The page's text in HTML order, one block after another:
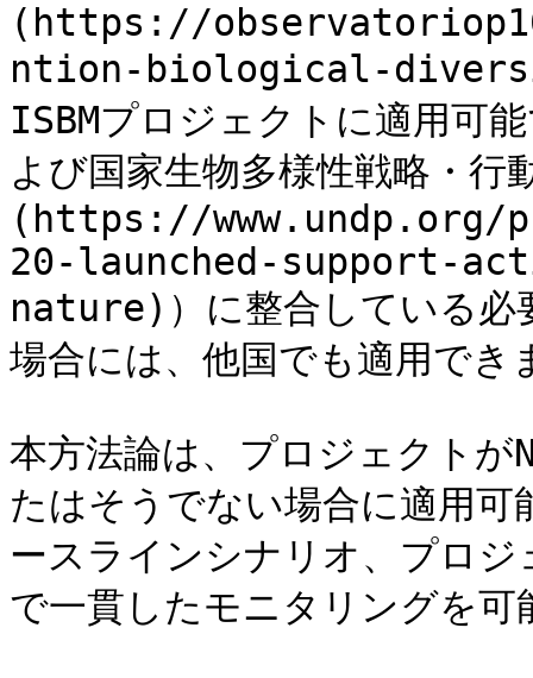
(https://
ntion-biological-
ISBMプロジェクトに適用可
よび国家生物多様性戦略・
(https://www.undp.org/
20-launched-support-
nature)）に整合している必
場合には、他国でも適用で
本方法論は、プロジェクトが
たはそうでない場合に適用
ースラインシナリオ、プロジ
で一貫したモニタリングを可